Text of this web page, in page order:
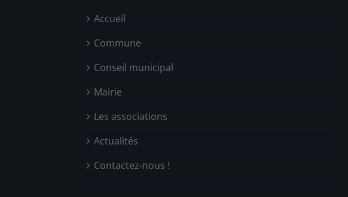
Accueil
Commune
Conseil municipal
Mairie
Les associations
Actualités
Contactez-nous !